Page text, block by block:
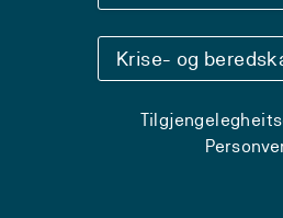
Krise- og